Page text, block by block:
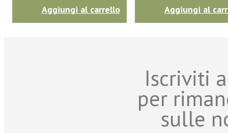
Aggiungi al carrello Aggiungi al
Iscriviti
per
sulle